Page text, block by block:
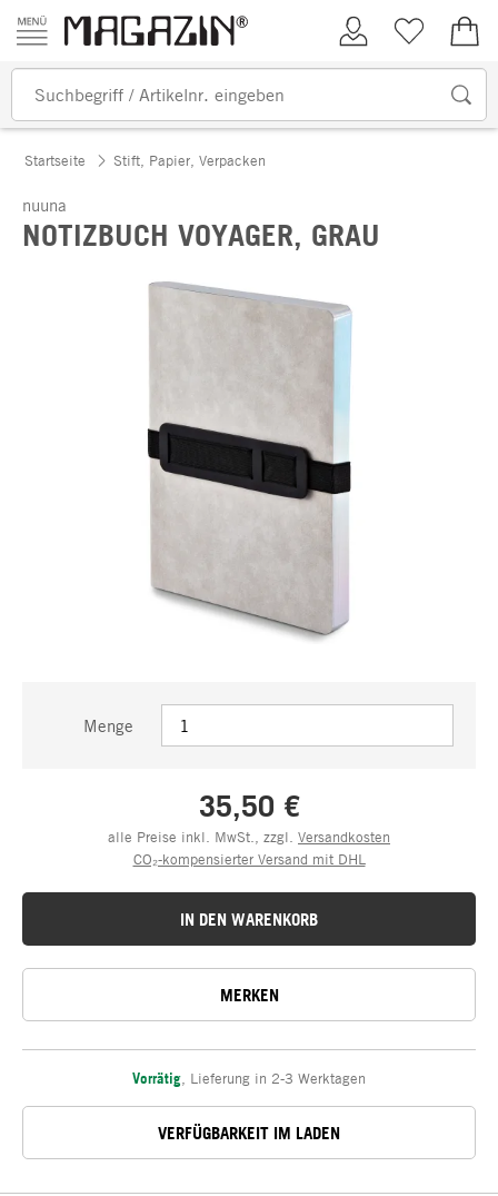
Zum Inhalt springen
Kundenkonto
Merkliste
Startseite Stift, Papier, Verpacken
nuuna
NOTIZBUCH VOYAGER, GRAU
Menge
35,50 €
alle Preise inkl. MwSt., zzgl. Versandkosten
CO₂-kompensierter Versand mit DHL
IN DEN WARENKORB
MERKEN
Vorrätig Lieferung in 2-3 Werktagen
VERFÜGBARKEIT IM LADEN